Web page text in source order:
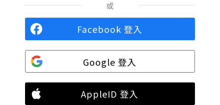
或
Facebook 登入
Google 登入
AppleID 登入